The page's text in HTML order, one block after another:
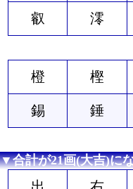
叡 澪
橙 樫
錫 錘
▼合計が21画(大吉)に